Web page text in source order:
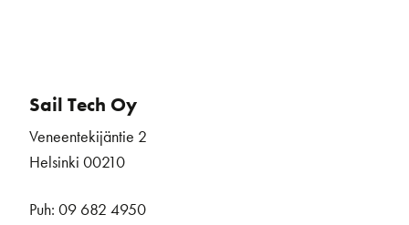
Sail Tech Oy
Veneentekijäntie 2
Helsinki 00210
Puh: 09 682 4950